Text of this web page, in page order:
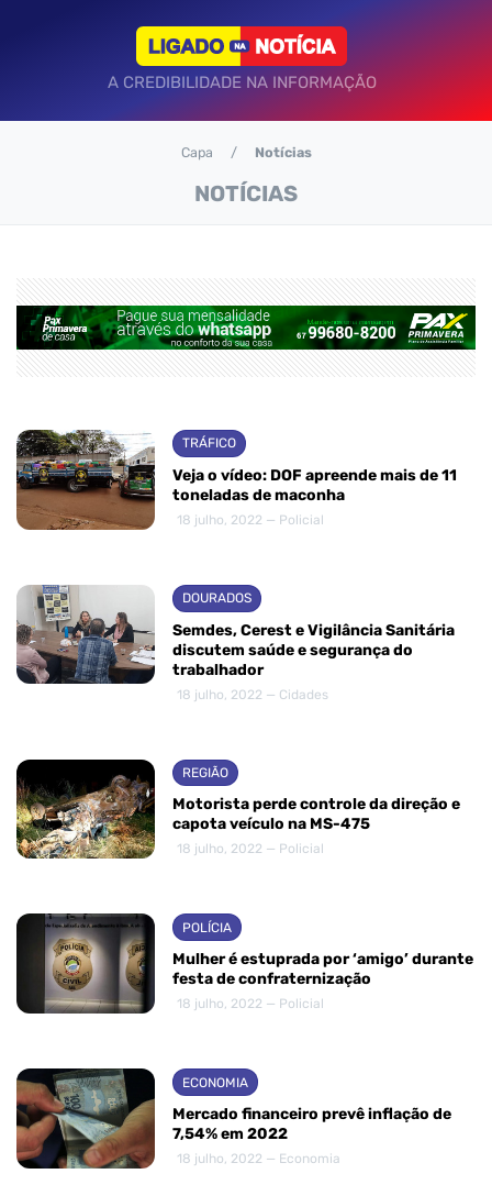
A CREDIBILIDADE NA INFORMAÇÃO
NOTÍCIAS
Capa Notícias
TRÁFICO
Veja o vídeo: DOF apreende mais de 11
toneladas de maconha
18 julho, 2022 — Policial
DOURADOS
Semdes, Cerest e Vigilância Sanitária
discutem saúde e segurança do
trabalhador
18 julho, 2022 — Cidades
REGIÃO
Motorista perde controle da direção e
capota veículo na MS-475
18 julho, 2022 — Policial
POLÍCIA
Mulher é estuprada por ‘amigo’ durante
festa de confraternização
18 julho, 2022 — Policial
ECONOMIA
Mercado financeiro prevê inflação de
7,54% em 2022
18 julho, 2022 — Economia